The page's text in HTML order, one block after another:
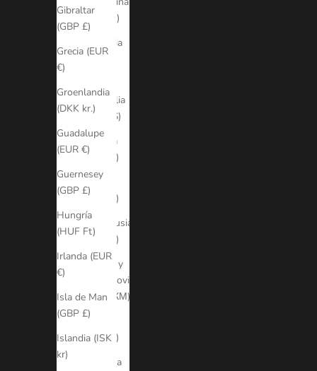
Gibraltar
(GBP £)
Grecia (EUR
€)
Groenlandia
(DKK kr.)
Guadalupe
(EUR €)
Guernesey
(GBP £)
Hungría
(HUF Ft)
Irlanda (EUR
€)
Isla de Man
(GBP £)
Islandia (ISK
kr)
(ARS $)
Armenia
(AMD
Australia
(AUD $)
Austria
(EUR €)
Bélgica
(EUR €)
Bielorrusia
(EUR €)
Bosnia y
Herzegovina
(BAM КМ)
Brasil
(EUR €)
Bulgaria